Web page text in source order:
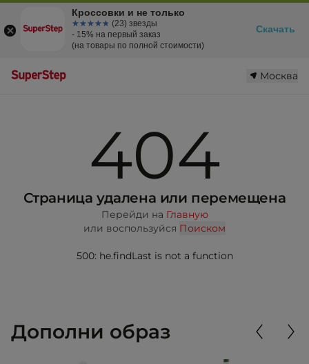
Москва
404
Страница удалена или перемещена
Перейди на Главную
или воспользуйся Поиском
500: he.findLast is not a function
Дополни образ
Кроссовки и не только
☆☆☆☆☆
★★★★★ (23) звезды
- 15% на первый заказ
(на товары по полной стоимости)
Скачать